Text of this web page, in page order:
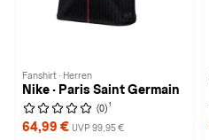
Fanshirt · Herren
Nike · Paris Saint Germain
(0) 1
64,99 € UVP 99,95 €